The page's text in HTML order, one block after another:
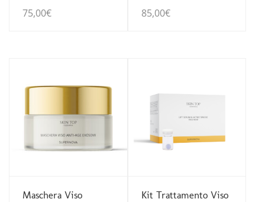
75,00€ 85,00€
Guarda Dettagli
Maschera Viso
Guarda Dettagli
Kit Trattamento Viso